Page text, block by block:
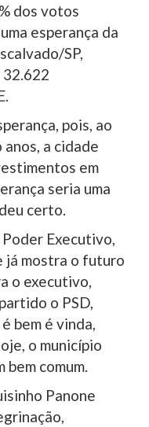
dos votos
esperança da
SP,
32.622
pois, ao
a cidade
em
seria uma
certo.
Executivo,
já mostra o futuro
o executivo,
o PSD,
bem é vinda,
o município
bem comum.
Panone